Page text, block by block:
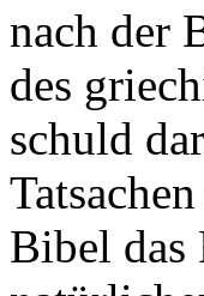
nach der
des
schuld
Bibel das